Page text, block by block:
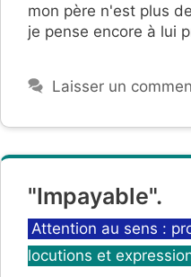
mon père n'est plus
je pense encore à lui
Laisser un
"Impayable".
Catégories
Attention au sens :
locutions et